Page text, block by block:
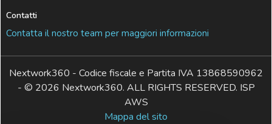
Contatti
Contatta il nostro team per maggiori informazioni
Nextwork360 - Codice fiscale e Partita IVA 13868590962
- © 2026 Nextwork360. ALL RIGHTS RESERVED. ISP
AWS
Mappa del sito